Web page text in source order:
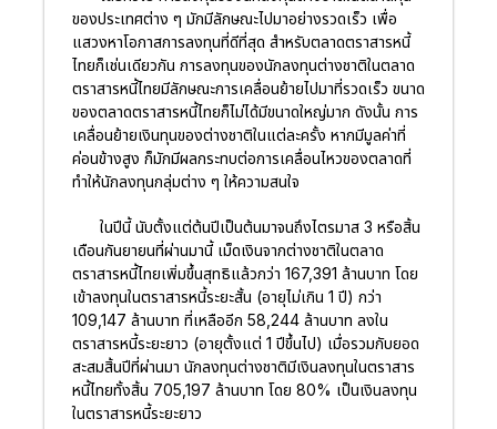
ของประเทศต่าง ๆ มักมีลักษณะไปมาอย่างรวดเร็ว เพื่อ
แสวงหาโอกาสการลงทุนที่ดีที่สุด สำหรับตลาดตราสารหนี้
ไทยก็เช่นเดียวกัน การลงทุนของนักลงทุนต่างชาติในตลาด
ตราสารหนี้ไทยมีลักษณะการเคลื่อนย้ายไปมาที่รวดเร็ว ขนาด
ของตลาดตราสารหนี้ไทยก็ไม่ได้มีขนาดใหญ่มาก ดังนั้น การ
เคลื่อนย้ายเงินทุนของต่างชาติในแต่ละครั้ง หากมีมูลค่าที่
ค่อนข้างสูง ก็มักมีผลกระทบต่อการเคลื่อนไหวของตลาดที่
ทำให้นักลงทุนกลุ่มต่าง ๆ ให้ความสนใจ
ในปีนี้ นับตั้งแต่ต้นปีเป็นต้นมาจนถึงไตรมาส 3 หรือสิ้น
เดือนกันยายนที่ผ่านมานี้ เม็ดเงินจากต่างชาติในตลาด
ตราสารหนี้ไทยเพิ่มขึ้นสุทธิแล้วกว่า 167,391 ล้านบาท โดย
เข้าลงทุนในตราสารหนี้ระยะสั้น (อายุไม่เกิน 1 ปี) กว่า
109,147 ล้านบาท ที่เหลืออีก 58,244 ล้านบาท ลงใน
ตราสารหนี้ระยะยาว (อายุตั้งแต่ 1 ปีขึ้นไป) เมื่อรวมกับยอด
สะสมสิ้นปีที่ผ่านมา นักลงทุนต่างชาติมีเงินลงทุนในตราสาร
หนี้ไทยทั้งสิ้น 705,197 ล้านบาท โดย 80% เป็นเงินลงทุน
ในตราสารหนี้ระยะยาว